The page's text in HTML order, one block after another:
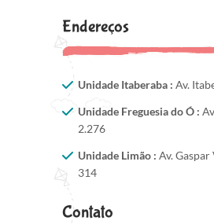
Endereços
Unidade Itaberaba : Av.
Unidade Freguesia do Ó :
2.276
Unidade Limão : Av. Gaspar
314
Contato